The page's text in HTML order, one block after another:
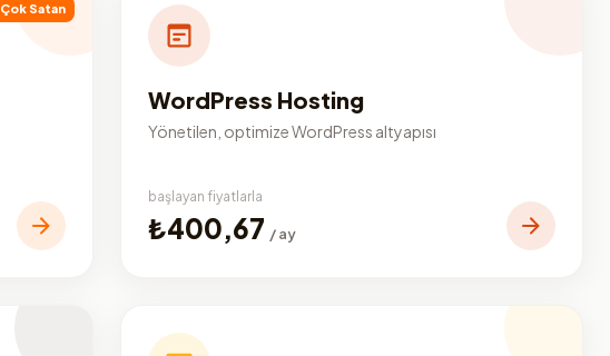
Çok Satan
WordPress Hosting
Yönetilen, optimize WordPress altyapısı
başlayan fiyatlarla
₺400,67 / ay